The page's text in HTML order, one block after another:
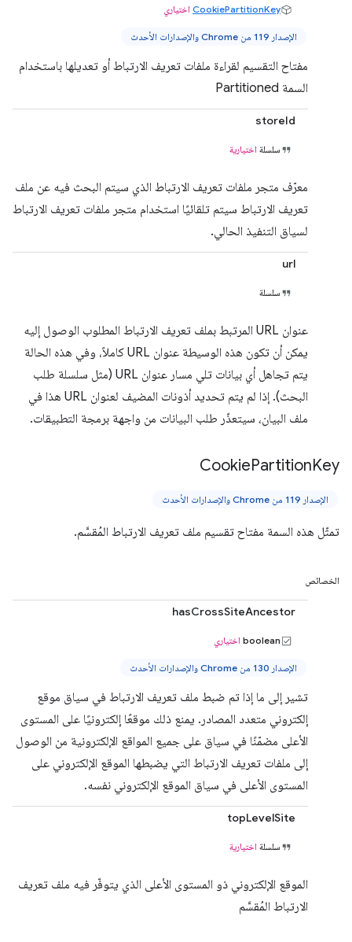
CookiePartitionKey اختياري
الإصدار 119 من Chrome والإصدارات الأحدث
مفتاح التقسيم لقراءة ملفات تعريف الارتباط أو تعديلها باستخدام
السمة Partitioned
storeId
سلسلة اختيارية
معرّف متجر ملفات تعريف الارتباط الذي سيتم البحث فيه عن ملف
تعريف الارتباط سيتم تلقائيًا استخدام متجر ملفات تعريف الارتباط
لسياق التنفيذ الحالي.
url
سلسلة
عنوان URL المرتبط بملف تعريف الارتباط المطلوب الوصول إليه
يمكن أن تكون هذه الوسيطة عنوان URL كاملاً، وفي هذه الحالة
يتم تجاهل أي بيانات تلي مسار عنوان URL (مثل سلسلة طلب
البحث). إذا لم يتم تحديد أذونات المضيف لعنوان URL هذا في
ملف البيان، سيتعذّر طلب البيانات من واجهة برمجة التطبيقات.
CookiePartitionKey
الإصدار 119 من Chrome والإصدارات الأحدث
تمثّل هذه السمة مفتاح تقسيم ملف تعريف الارتباط المُقسَّم.
الخصائص
hasCrossSiteAncestor
boolean اختياري
الإصدار 130 من Chrome والإصدارات الأحدث
تشير إلى ما إذا تم ضبط ملف تعريف الارتباط في سياق موقع
إلكتروني متعدد المصادر. يمنع ذلك موقعًا إلكترونيًا على المستوى
الأعلى مضمّنًا في سياق على جميع المواقع الإلكترونية من الوصول
إلى ملفات تعريف الارتباط التي يضبطها الموقع الإلكتروني على
المستوى الأعلى في سياق الموقع الإلكتروني نفسه.
topLevelSite
سلسلة اختيارية
الموقع الإلكتروني ذو المستوى الأعلى الذي يتوفّر فيه ملف تعريف
الارتباط المُقسَّم